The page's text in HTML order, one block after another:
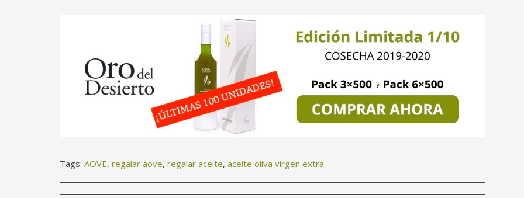
Tags: AOVE, regalar aove, regalar aceite, aceite oliva virgen extra